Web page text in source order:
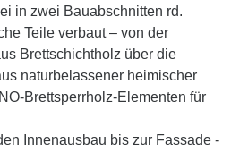
in zwei Bauabschnitten rd.
Teile verbaut – von der
Brettschichtholz über die
naturbelassener heimischer
Brettsperrholz-Elementen für
Innenausbau bis zur Fassade -